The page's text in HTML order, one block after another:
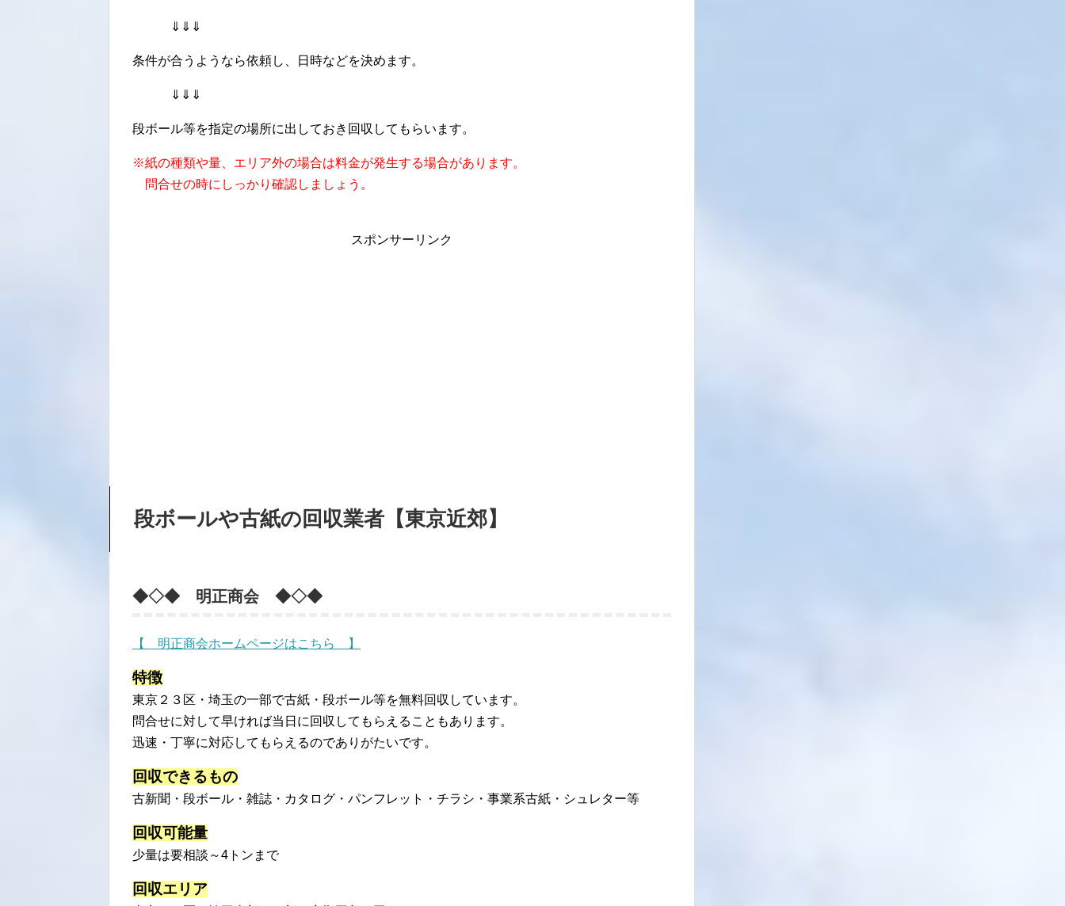
⇓⇓⇓
条件が合うようなら依頼し、日時などを決めます。
⇓⇓⇓
段ボール等を指定の場所に出しておき回収してもらいます。
※紙の種類や量、エリア外の場合は料金が発生する場合があります。
問合せの時にしっかり確認しましょう。
スポンサーリンク
段ボールや古紙の回収業者【東京近郊】
◆◇◆ 明正商会 ◆◇◆
【 明正商会ホームページはこちら 】
特徴
東京２３区・埼玉の一部で古紙・段ボール等を無料回収しています。
問合せに対して早ければ当日に回収してもらえることもあります。
迅速・丁寧に対応してもらえるのでありがたいです。
回収できるもの
古新聞・段ボール・雑誌・カタログ・パンフレット・チラシ・事業系古紙・シュレター等
回収可能量
少量は要相談～4トンまで
回収エリア